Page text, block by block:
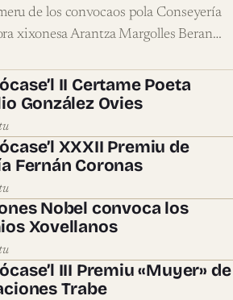
de los convocaos pola Conseyería
xixonesa Arantza Margolles Beran…
II Certame Poeta
González Ovies
XXXII Premiu de
Fernán Coronas
Nobel convoca los
Xovellanos
III Premiu «Muyer» de
Trabe